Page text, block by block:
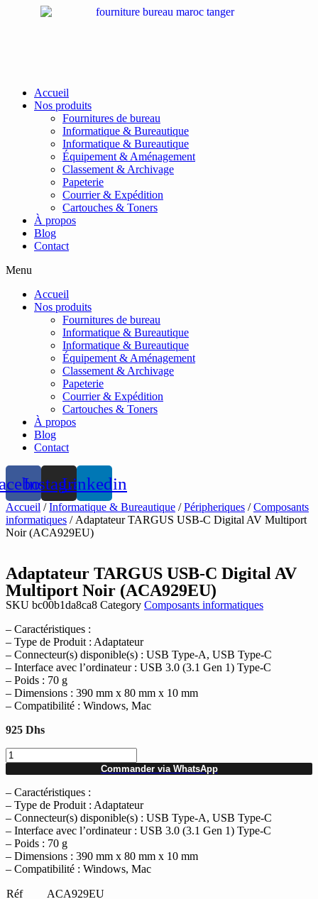
Accueil
Nos produits
Fournitures de bureau
Informatique & Bureautique
Informatique & Bureautique
Équipement & Aménagement
Classement & Archivage
Papeterie
Courrier & Expédition
Cartouches & Toners
À propos
Blog
Contact
Menu
Accueil
Nos produits
Fournitures de bureau
Informatique & Bureautique
Informatique & Bureautique
Équipement & Aménagement
Classement & Archivage
Papeterie
Courrier & Expédition
Cartouches & Toners
À propos
Blog
Contact
InstagramLinkedin
Accueil /Informatique & Bureautique /Péripheriques /Composants
informatiques / Adaptateur TARGUS USB-C Digital AV Multiport
Noir (ACA929EU)
Adaptateur TARGUS USB-C Digital AV
Multiport Noir (ACA929EU)
SKU bc00b1da8ca8 Category Composants informatiques
– Caractéristiques :
– Type de Produit : Adaptateur
– Connecteur(s) disponible(s) : USB Type-A, USB Type-C
– Interface avec l’ordinateur : USB 3.0 (3.1 Gen 1) Type-C
– Poids : 70 g
– Dimensions : 390 mm x 80 mm x 10 mm
– Compatibilité : Windows, Mac
925 Dhs
quantité
de
Adaptateur
TARGUS
USB-
C
Digital
AV
Multiport
Noir
Commander via WhatsApp
– Caractéristiques :
– Type de Produit : Adaptateur
– Connecteur(s) disponible(s) : USB Type-A, USB Type-C
– Interface avec l’ordinateur : USB 3.0 (3.1 Gen 1) Type-C
– Poids : 70 g
– Dimensions : 390 mm x 80 mm x 10 mm
– Compatibilité : Windows, Mac
Réf
ACA929EU